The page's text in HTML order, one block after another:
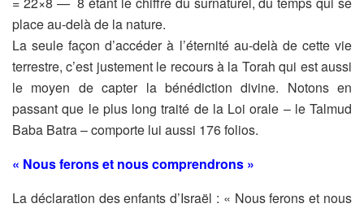
place au-delà de la nature.
La seule façon d’accéder à l’éternité au-delà de cette vie
terrestre, c’est justement le recours à la Torah qui est aussi
le moyen de capter la bénédictiondivine. Notons en
passant que le plus long traité de la Loi orale – le Talmud
Baba Batra – comporte lui aussi 176 folios.
« Nous ferons et nous comprendrons »
La déclaration des enfants d’Israël : « Nous ferons et nous